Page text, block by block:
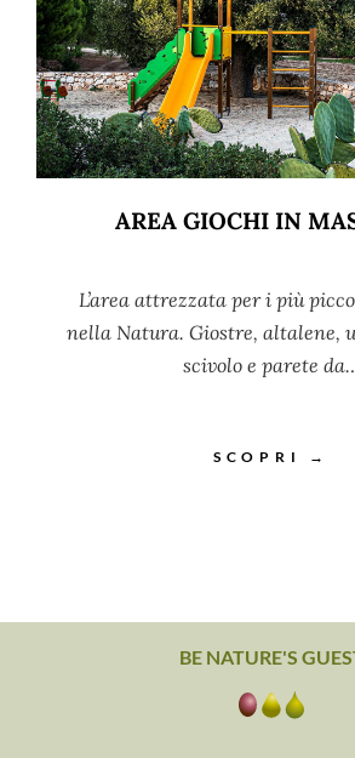
AREA GIOCHI IN
L’area attrezzata per i più
nella Natura. Giostre, altalene,
scivolo e parete
SCOPRI →
BE NATURE'S